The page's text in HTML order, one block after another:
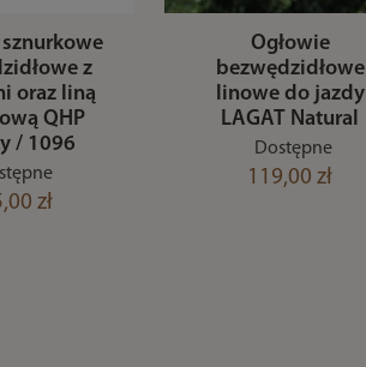
z
oraz liną
QHP
/ 1096
zł
Ogłowie
bezwędzidłowe
linowe do jazdy
LAGAT Natural
Dostępne
119,00 zł